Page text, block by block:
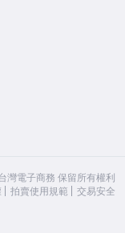
灣電子商務 保留所有權利
拍賣使用規範 交易安全